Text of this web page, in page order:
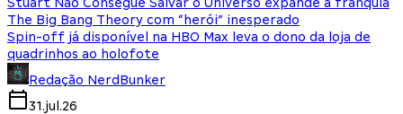
The Big Bang Theory com “herói” inesperado
Spin-off já disponível na HBO Max leva o dono da loja de
quadrinhos ao holofote
Redação NerdBunker
31.jul.26